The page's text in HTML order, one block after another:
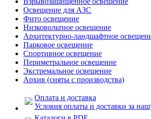
Освещение для АЗС
Фито освещение
Низковольтное освещение
Архитектурно-ландшафтное
Парковое освещение
Спортивное освещение
Периметральное освещение
Экстремальное освещение
Архив (сняты с производства)
Оплата и доставка
Условия оплаты и доставки за